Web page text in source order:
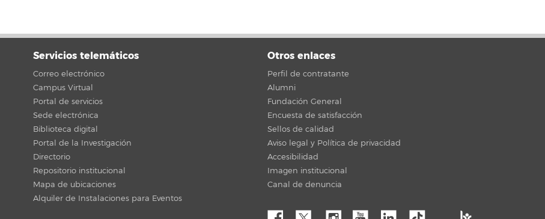
Servicios telemáticos
Correo electrónico
Campus Virtual
Portal de servicios
Sede electrónica
Biblioteca digital
Portal de la Investigación
Directorio
Repositorio institucional
Mapa de ubicaciones
Alquiler de Instalaciones para Eventos
Otros enlaces
Perfil de contratante
Alumni
Fundación General
Encuesta de satisfacción
Sellos de calidad
Aviso legal y Política de privacidad
Accesibilidad
Imagen institucional
Canal de denuncia